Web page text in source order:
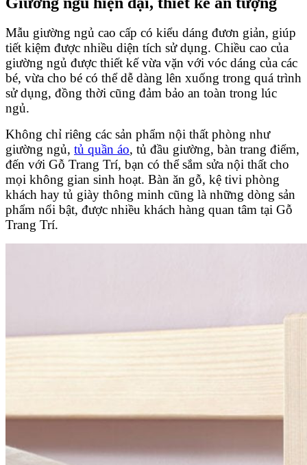
Mẫu giường ngủ cao cấp có kiểu dáng đươn giản, giúp
tiết kiệm được nhiều diện tích sử dụng. Chiều cao của
giường ngủ được thiết kế vừa vặn với vóc dáng của các
bé, vừa cho bé có thể dễ dàng lên xuống trong quá trình
sử dụng, đồng thời cũng đảm bảo an toàn trong lúc
ngủ.
Không chỉ riêng các sản phẩm nội thất phòng như
giường ngủ, tủ quần áo, tủ đầu giường, bàn trang điểm,
đến với Gỗ Trang Trí, bạn có thể sắm sửa nội thất cho
mọi không gian sinh hoạt. Bàn ăn gỗ, kệ tivi phòng
khách hay tủ giày thông minh cũng là những dòng sản
phẩm nổi bật, được nhiều khách hàng quan tâm tại Gỗ
Trang Trí.